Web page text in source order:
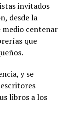
invitados
desde la
medio centenar
que
y se
libros a los